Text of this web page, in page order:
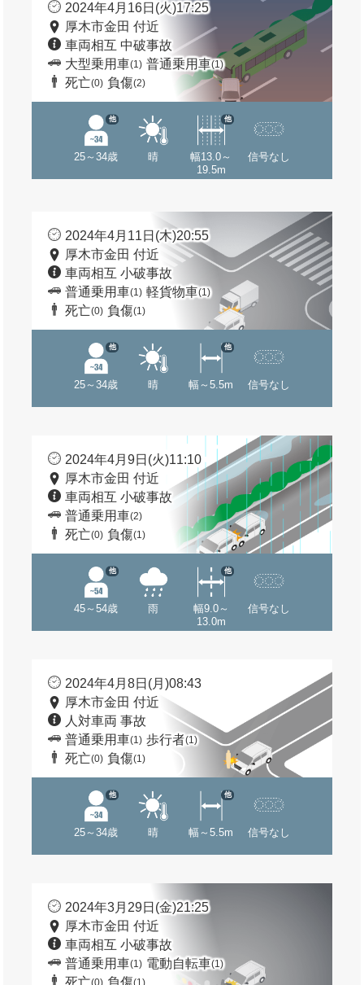
2024年4月16日(火)17:25
厚木市金田 付近
車両相互 中破事故
大型乗用車(1) 普通乗用車(1)
死亡(0) 負傷(2)
25～34歳
他
晴
幅13.0～
19.5m
他
信号なし
2024年4月11日(木)20:55
厚木市金田 付近
車両相互 小破事故
普通乗用車(1) 軽貨物車(1)
死亡(0) 負傷(1)
25～34歳
他
晴 幅～5.5m
他
信号なし
2024年4月9日(火)11:10
厚木市金田 付近
車両相互 小破事故
普通乗用車(2)
死亡(0) 負傷(1)
45～54歳
他
雨
幅9.0～
13.0m
他
信号なし
2024年4月8日(月)08:43
厚木市金田 付近
人対車両 事故
普通乗用車(1) 歩行者(1)
死亡(0) 負傷(1)
25～34歳
他
晴 幅～5.5m
他
信号なし
2024年3月29日(金)21:25
厚木市金田 付近
車両相互 小破事故
普通乗用車(1) 電動自転車(1)
死亡(0) 負傷(1)